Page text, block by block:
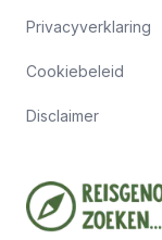
Privacyverklaring
Cookiebeleid
Disclaimer